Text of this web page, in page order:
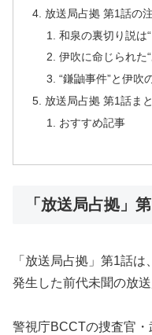
放送局占拠 第1話の
和泉の裏切り説は
伊吹に命じられた
“鎌鼬事件”と伊吹
放送局占拠 第1話ま
おすすめ記事
「放送局占拠」
「放送局占拠」第1話
発生した前代未聞の放
警視庁BCCTの捜査官